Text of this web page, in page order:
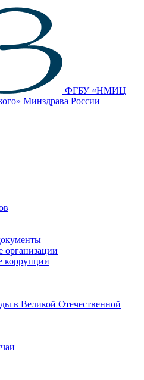
ФГБУ «НМИЦ
Минздрава России
коррупции
в Великой Отечественной